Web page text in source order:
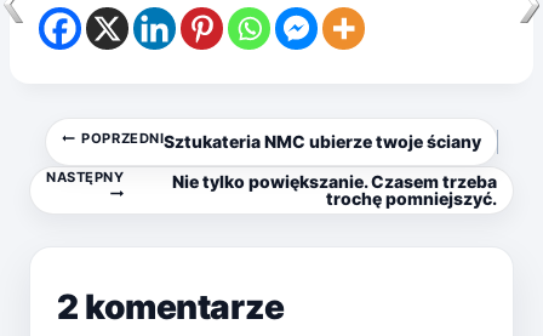
Nawigacja
wpisu
POPRZEDNISztukateria NMC ubierze twoje ściany
NASTĘPNY
Nie tylko powiększanie. Czasem trzeba
trochę pomniejszyć.
2 komentarze